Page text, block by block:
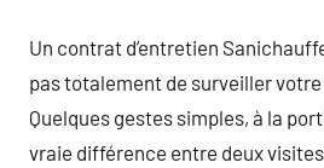
Un contrat d’entretien
pas totalement de surveiller
Quelques gestes simples, à la
vraie différence entre deux